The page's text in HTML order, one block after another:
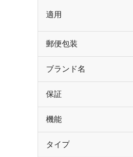
適用
郵便包装
ブランド名
保証
機能
タイプ